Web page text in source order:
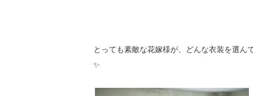
とっても素敵な花嫁様が、どんな衣装を選ん
✨